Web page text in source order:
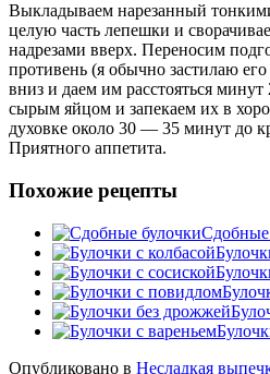
Выкладываем нарезанный
целую часть лепешки и
надрезами вверх. Переносим
противень (я обычно застилаю
вниз и даем им расстояться
сырым яйцом и запекаем их в
духовке около 30 — 35 минут до
Приятного аппетита.
Похожие рецепты
Сдобные
Опубликовано в Несладкая